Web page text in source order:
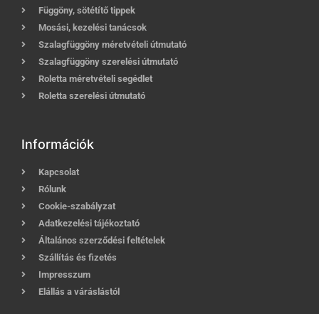
Függöny, sötétítő tippek
Mosási, kezelési tanácsok
Szalagfüggöny méretvételi útmutató
Szalagfüggöny szerelési útmutató
Roletta méretvételi segédlet
Roletta szerelési útmutató
Információk
Kapcsolat
Rólunk
Cookie-szabályzat
Adatkezelési tájékoztató
Általános szerződési feltételek
Szállítás és fizetés
Impresszum
Elállás a váráslástól